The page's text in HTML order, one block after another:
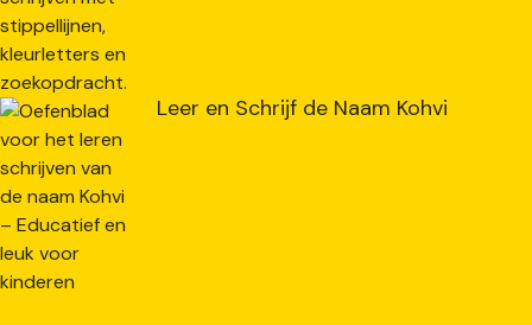
Leer en Schrijf de Naam Kohvi